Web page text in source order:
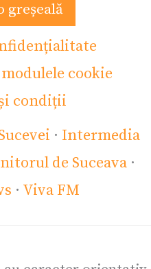
greșeală
cookie
condiții
· Intermedia
de Suceava ·
· Viva FM